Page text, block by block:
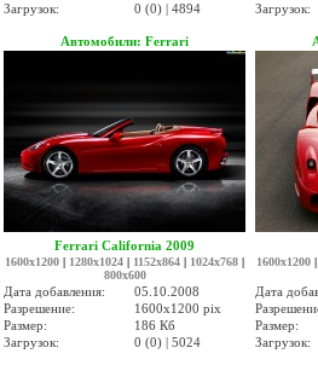
Загрузок:
0 (0) | 4894
Загрузок:
Автомобили: Ferrari
Ferrari California 2009
1600x1200 | 1280x1024 | 1152x864 | 1024x768 |
800x600
Дата добавления:
05.10.2008
Разрешение:
1600x1200 pix
Размер:
186 Кб
Загрузок:
0 (0) | 5024
1600x1200
Дата
Размер:
Загрузок: